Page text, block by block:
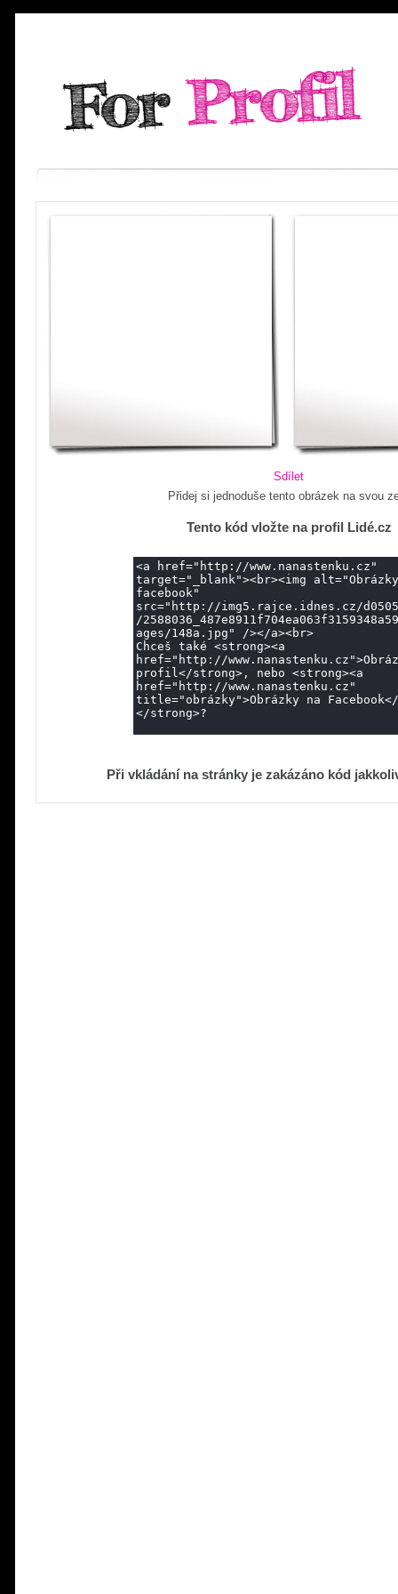
Sdílet
Přidej si jednoduše tento obrázek na svou
Tento kód vložte na profil Lidé.cz
Při vkládání na stránky je zakázáno kód